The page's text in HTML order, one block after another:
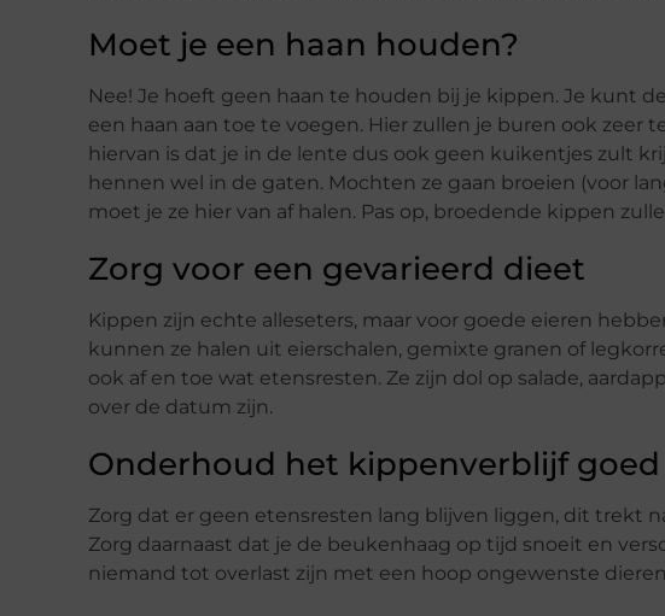
Moet je een haan houden?
Nee! Je hoeft geen haan te houden bij je kippen. Je kunt
een haan aan toe te voegen. Hier zullen je buren ook zeer
hiervan is dat je in de lente dus ook geen kuikentjes zult
hennen wel in de gaten. Mochten ze gaan broeien (voor
moet je ze hier van af halen. Pas op, broedende kippen
Zorg voor een gevarieerd dieet
Kippen zijn echte alleseters, maar voor goede eieren
kunnen ze halen uit eierschalen, gemixte granen of
ook af en toe wat etensresten. Ze zijn dol op salade,
over de datum zijn.
Onderhoud het kippenverblijf goed
Zorg dat er geen etensresten lang blijven liggen, dit trekt
Zorg daarnaast dat je de beukenhaag op tijd snoeit en
niemand tot overlast zijn met een hoop ongewenste